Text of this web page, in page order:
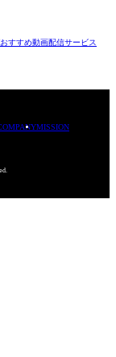
おすすめ動画配信サービス
MISSION